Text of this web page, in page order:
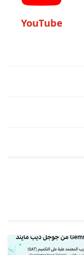
YouTube